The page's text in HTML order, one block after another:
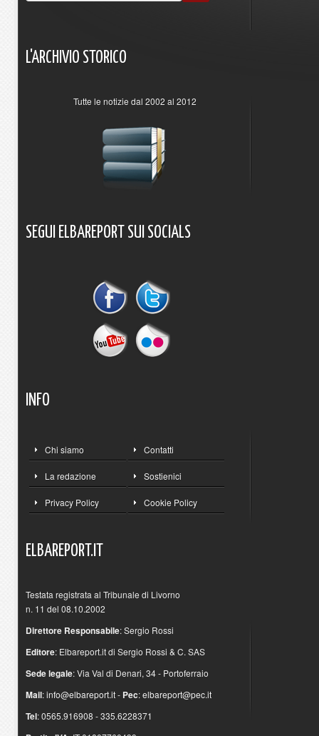
L'ARCHIVIO STORICO
Tutte le notizie dal 2002 al 2012
SEGUI ELBAREPORT SUI SOCIALS
INFO
Chi siamo Contatti
La redazione Sostienici
Privacy Policy Cookie Policy
ELBAREPORT.IT
Testata registrata al Tribunale di Livorno
n. 11 del 08.10.2002
Direttore Responsabile: Sergio Rossi
Editore: Elbareport.it di Sergio Rossi & C. SAS
Sede legale: Via Val di Denari, 34 - Portoferraio
Mail:info@elbareport.it- Pec:elbareport@pec.it
Tel: 0565.916908 - 335.6228371